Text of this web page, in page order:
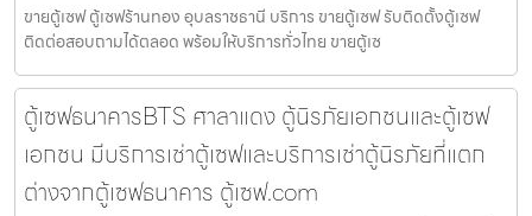
ขายตู้เซฟ ตู้เซฟร้านทอง อุบลราชธานี บริการ ขายตู้เซฟ รับติดตั้งตู้เซฟ
ติดต่อสอบถามได้ตลอด พร้อมให้บริการทั่วไทย ขายตู้เซ
ตู้เซฟธนาคารBTS ศาลาแดง ตู้นิรภัยเอกชนและตู้เซฟ
เอกชน มีบริการเช่าตู้เซฟและบริการเช่าตู้นิรภัยที่แตก
ต่างจากตู้เซฟธนาคาร ตู้เซฟ.com